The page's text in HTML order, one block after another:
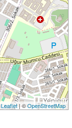
Leaflet| ©OpenStreetMap